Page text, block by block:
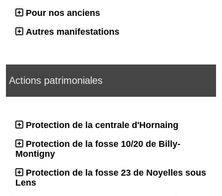
Pour nos anciens
Autres manifestations
Actions patrimoniales
Protection de la centrale d'Hornaing
Protection de la fosse 10/20 de Billy-
Montigny
Protection de la fosse 23 de Noyelles sous
Lens